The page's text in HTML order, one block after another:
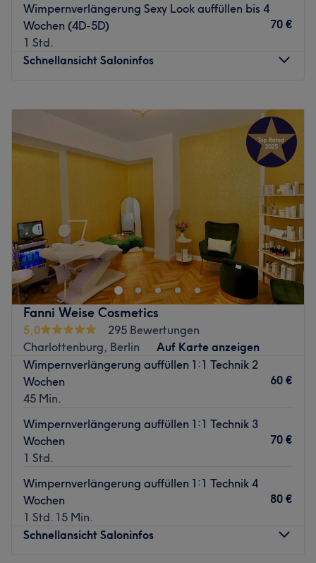
Wimpernverlängerung Sexy Look auffüllen bis 4
Wochen (4D-5D)
1 Std.
70 €
Schnellansicht Saloninfos
19:30
10:00
19:30
Donnerstag
–19:30
19:30
16:30
Geschlossen
In Berlin-Schönerberg bietet dir der stilvoll eingerichtete
Salon The She Beauty Lounge alles, was du für deine
Schönheit brauchst. Egal ob Maniküre, Pediküre,
Nagelreparatur, Wimpernverlängerungen oder
Permanent Make-Up, hier kannst du dich entspannt
zurücklehnen und genießen!
Nächste öffentliche Verkehrsmittel:
Die Bus- und U-Bahnhaltestelle Kleistpark ist nur wenige
Gehminuten entfernt.
Das Team:
Das erfahrene Team ist superfreundlich und arbeitet mit
viel Können und Leidenschaft. Es wird Deutsch, Englisch
und Vietnamesisch gesprochen.
Was uns an dem Salon gefällt:
Atmosphäre: Modern, bequem, ästhetisch.
Expertise: Nagelmodellage, Maniküre und Pediküre,
Wimpernverlängerung, Permanent Make-Up.
Fanni Weise Cosmetics
5,0
295 Bewertungen
Charlottenburg, Berlin
Auf Karte anzeigen
Wimpernverlängerung auffüllen 1:1 Technik 2
Wochen
45 Min.
60 €
Wimpernverlängerung auffüllen 1:1 Technik 3
Wochen
1 Std.
70 €
Wimpernverlängerung auffüllen 1:1 Technik 4
Wochen
1 Std. 15 Min.
80 €
Schnellansicht Saloninfos